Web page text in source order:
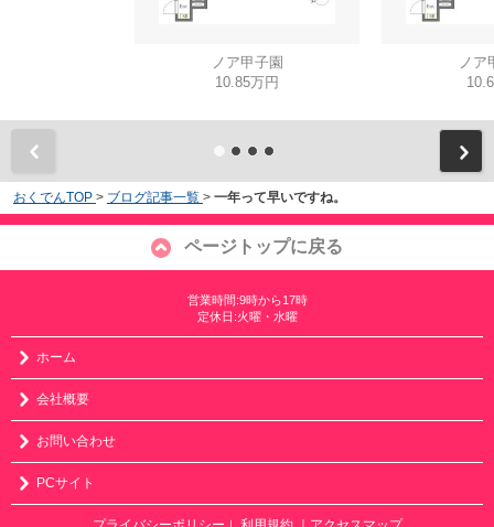
ノア甲子園
10.85万円
ノア
おくでんTOP > ブログ記事一覧 > 一年って早いですね。
ページトップに戻る
営業時間:9時から17時
定休日:火曜・水曜
ホーム
会社概要
お問い合わせ
PCサイト